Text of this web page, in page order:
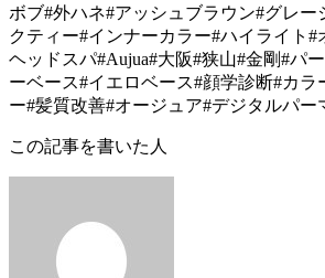
ボブ#外ハネ#アッシュブラウン#グレー
クティー#インナーカラー#ハイライト
ヘッドスパ#Aujua#大阪#狭山#金剛#パ
ーベース#イエロベース#顔学診断#カラ
ー#髪質改善#オージュア#デジタルパー
この記事を書いた人